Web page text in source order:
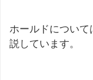
ホールドについ
説しています。